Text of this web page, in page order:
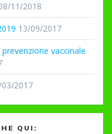
11/2018
13/09/2017
vaccinale
2017
QUI: